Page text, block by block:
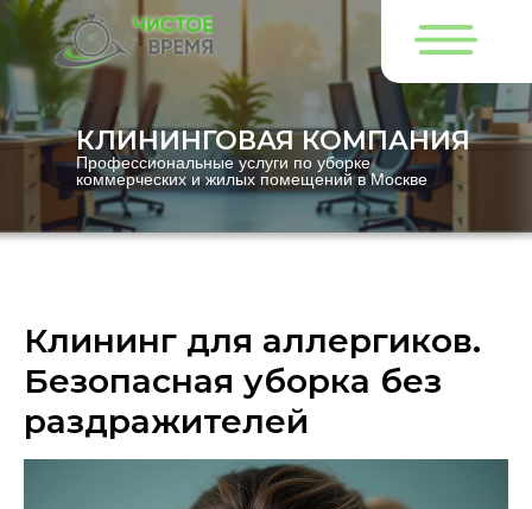
Профессиональные услуги по уборке
коммерческих и жилых помещений в Москве
КЛИНИНГОВАЯ КОМПАНИЯ
Клининг для аллергиков.
Безопасная уборка без
раздражителей